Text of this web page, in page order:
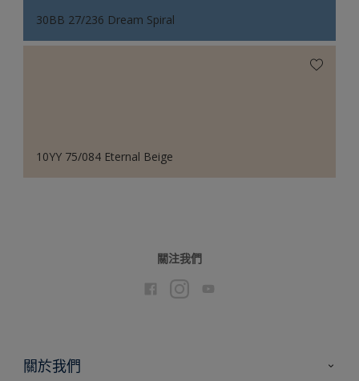
30BB 27/236 Dream Spiral
10YY 75/084 Eternal Beige
關注我們
關於我們